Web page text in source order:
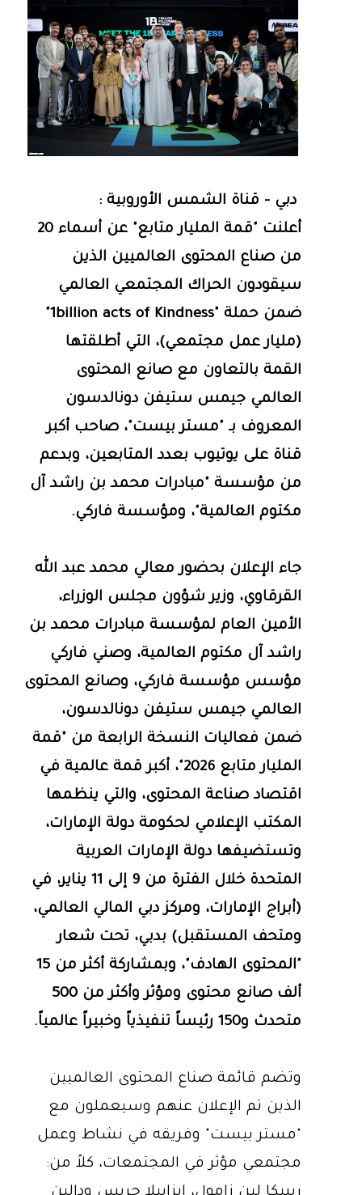
دبي - قناة الشمس الأوروبية :
أعلنت "قمة المليار متابع" عن أسماء 20
من صناع المحتوى العالميين الذين
سيقودون الحراك المجتمعي العالمي
ضمن حملة "1billion acts of Kindness"
(مليار عمل مجتمعي)، التي أطلقتها
القمة بالتعاون مع صانع المحتوى
العالمي جيمس ستيفن دونالدسون
المعروف بـ "مستر بيست"، صاحب أكبر
قناة على يوتيوب بعدد المتابعين، وبدعم
من مؤسسة "مبادرات محمد بن راشد آل
مكتوم العالمية"، ومؤسسة فاركي.
جاء الإعلان بحضور معالي محمد عبد الله
القرقاوي، وزير شؤون مجلس الوزراء،
الأمين العام لمؤسسة مبادرات محمد بن
راشد آل مكتوم العالمية، وصني فاركي
مؤسس مؤسسة فاركي، وصانع المحتوى
العالمي جيمس ستيفن دونالدسون،
ضمن فعاليات النسخة الرابعة من "قمة
المليار متابع 2026"، أكبر قمة عالمية في
اقتصاد صناعة المحتوى، والتي ينظمها
المكتب الإعلامي لحكومة دولة الإمارات،
وتستضيفها دولة الإمارات العربية
المتحدة خلال الفترة من 9 إلى 11 يناير، في
(أبراج الإمارات، ومركز دبي المالي العالمي،
ومتحف المستقبل) بدبي، تحت شعار
"المحتوى الهادف"، وبمشاركة أكثر من 15
ألف صانع محتوى ومؤثر وأكثر من 500
متحدث و150 رئيساً تنفيذياً وخبيراً عالمياً.
وتضم قائمة صناع المحتوى العالميين
الذين تم الإعلان عنهم وسيعملون مع
"مستر بيست" وفريقه في نشاط وعمل
مجتمعي مؤثر في المجتمعات، كلاً من: